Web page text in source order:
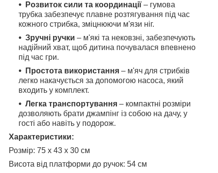
Розвиток сили та координації – гумова
трубка забезпечує плавне розтягування під час
кожного стрибка, зміцнюючи м'язи ніг.
Зручні ручки – м'які та нековзні, забезпечують
надійний хват, щоб дитина почувалася впевнено
під час гри.
Простота використання – м'яч для стрибків
легко накачується за допомогою насоса, який
входить у комплект.
Легка транспортування – компактні розміри
дозволяють брати джампінг із собою на дачу, у
гості або навіть у подорож.
Характеристики:
Розмір: 75 х 43 х 30 см
Висота від платформи до ручок: 54 см